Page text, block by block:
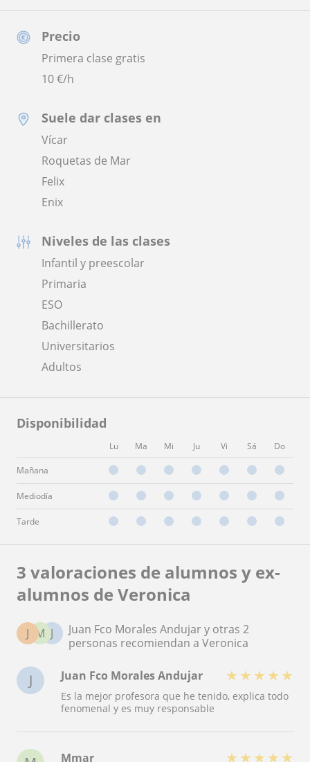
Precio
Primera clase gratis
10€/h
Suele dar clases en
Vícar
Roquetas de Mar
Felix
Enix
Niveles de las clases
Infantil y preescolar
Primaria
ESO
Bachillerato
Universitarios
Adultos
Disponibilidad
Lu Ma Mi Ju Vi Sá Do
Mañana
Mediodía
Tarde
3 valoraciones de alumnos y ex-
alumnos de Veronica
J
M
J
Juan Fco Morales Andujar y otras 2
personas recomiendan a Veronica
J Juan Fco Morales Andujar ★ ★ ★ ★ ★
Es la mejor profesora que he tenido, explica todo
fenomenal y es muy responsable
Mmar ★ ★ ★ ★ ★